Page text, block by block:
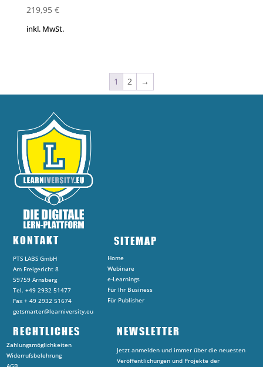
219,95 €
inkl. MwSt.
1 2 →
KONTAKT
PTS LABS GmbH
Am Freigericht 8
59759 Arnsberg
Tel. +49 2932 51477
Fax + 49 2932 51674
getsmarter@learniversity.eu
SITEMAP
Home
Webinare
e-Learnings
Für Ihr Business
Für Publisher
RECHTLICHES
Zahlungsmöglichkeiten
Widerrufsbelehrung
NEWSLETTER
Jetzt anmelden und immer über die neuesten
Veröffentlichungen und Projekte der